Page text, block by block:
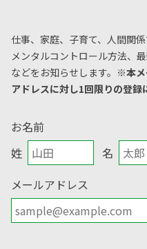
仕事、家庭、子育て、人間関
メンタルコントロール方法、
などをお知らせします。 ※本メ
アドレスに対し1回限りの登録
お名前
姓
名
メールアドレス